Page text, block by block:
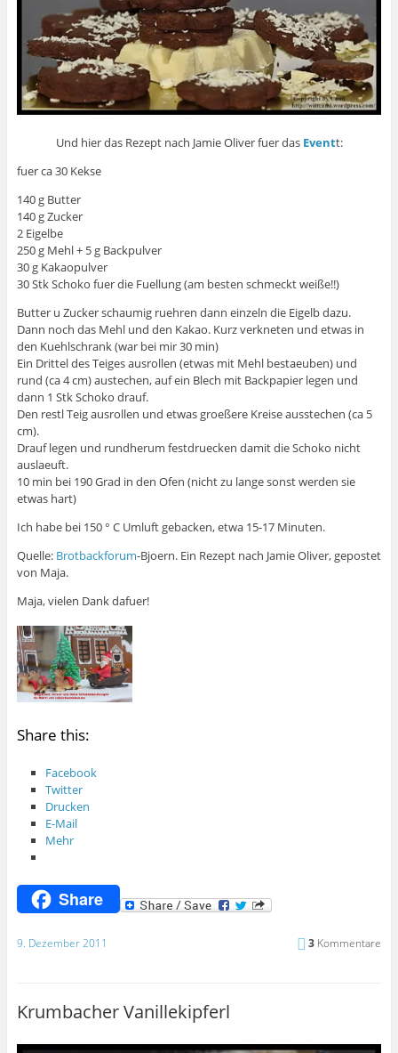
Und hier das Rezept nach Jamie Oliver fuer das Eventt:
fuer ca 30 Kekse
140 g Butter
140 g Zucker
2 Eigelbe
250 g Mehl + 5 g Backpulver
30 g Kakaopulver
30 Stk Schoko fuer die Fuellung (am besten schmeckt weiße!!)
Butter u Zucker schaumig ruehren dann einzeln die Eigelb dazu.
Dann noch das Mehl und den Kakao. Kurz verkneten und etwas in
den Kuehlschrank (war bei mir 30 min)
Ein Drittel des Teiges ausrollen (etwas mit Mehl bestaeuben) und
rund (ca 4 cm) austechen, auf ein Blech mit Backpapier legen und
dann 1 Stk Schoko drauf.
Den restl Teig ausrollen und etwas groeßere Kreise ausstechen (ca 5
cm).
Drauf legen und rundherum festdruecken damit die Schoko nicht
auslaeuft.
10 min bei 190 Grad in den Ofen (nicht zu lange sonst werden sie
etwas hart)
Ich habe bei 150 ° C Umluft gebacken, etwa 15-17 Minuten.
Quelle: Brotbackforum-Bjoern. Ein Rezept nach Jamie Oliver, gepostet
von Maja.
Maja, vielen Dank dafuer!
Share this:
Facebook
Twitter
Drucken
E-Mail
Mehr
Share
9. Dezember 2011 3 Kommentare
Krumbacher Vanillekipferl